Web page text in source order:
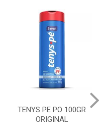
TENYS PE PO 100GR
ORIGINAL